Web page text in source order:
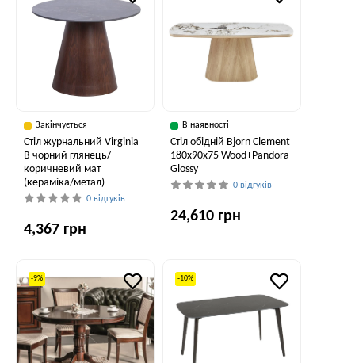
Закінчується
Стіл журнальний Virginia
B чорний глянець/
коричневий мат
(кераміка/метал)
0 відгуків
4,367 грн
В наявності
Стіл обідній Bjorn Clement
180х90х75 Wood+Pandora
Glossy
0 відгуків
24,610 грн
-9% -10%